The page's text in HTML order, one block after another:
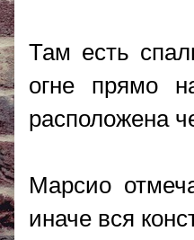
Там есть
огне прямо
расположена
Марсио
иначе вся